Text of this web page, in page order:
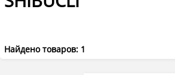
Найдено товаров: 1